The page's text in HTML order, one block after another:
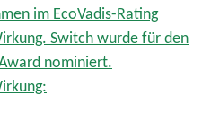
im EcoVadis-Rating
Switch wurde für den
nominiert.